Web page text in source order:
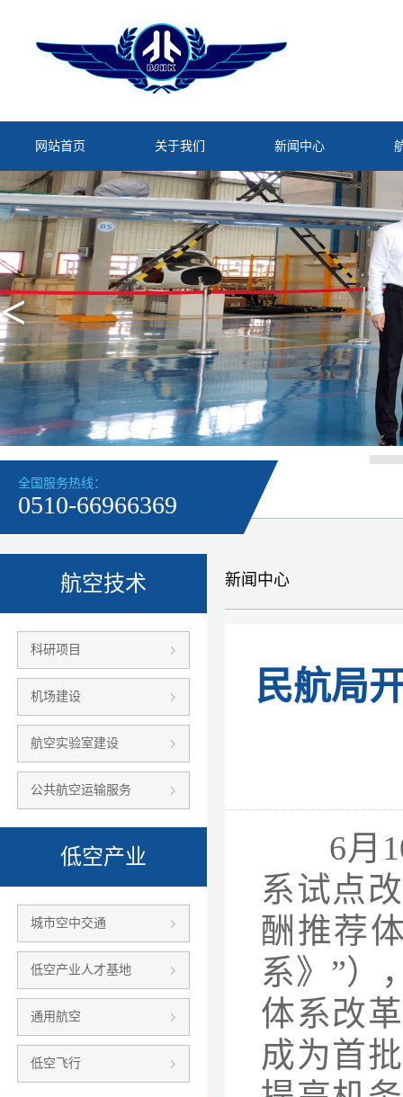
网站首页 关于我们 新闻中心
<
全国服务热线：
0510-66966369
航空技术
科研项目
机场建设
航空实验室建设
公共航空运输服务
低空产业
城市空中交通
低空产业人才基地
通用航空
低空飞行
新闻中心
民航局
6月
系试点
酬推荐
系》”）
体系改
成为首